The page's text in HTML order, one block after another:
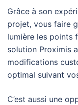
Grâce à son
projet, vous faire
lumière les points
solution Proximis
modifications
optimal suivant
C’est aussi une